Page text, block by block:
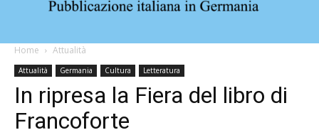
Corriere
d'Italia
Home Attualità
Attualità Germania Cultura Letteratura
In ripresa la Fiera del libro di
Francoforte